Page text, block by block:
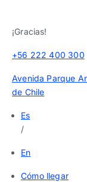
¡Gracias!
+56 222 400 300
Avenida Parque
de Chile
Es
/
En
Cómo llegar